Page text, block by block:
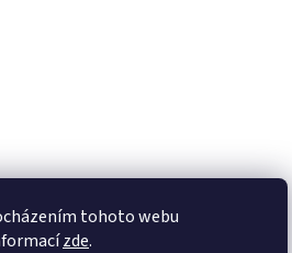
tohoto webu
zde.